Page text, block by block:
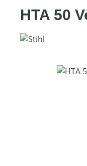
HTA 50
Bildergalerie